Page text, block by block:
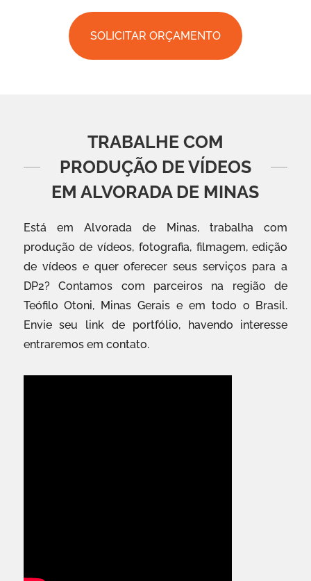
SOLICITAR ORÇAMENTO
TRABALHE COM
PRODUÇÃO DE VÍDEOS
EM ALVORADA DE MINAS
Está em Alvorada de Minas, trabalha com
produção de vídeos, fotografia, filmagem, edição
de vídeos e quer oferecer seus serviços para a
DP2? Contamos com parceiros na região de
Teófilo Otoni, Minas Gerais e em todo o Brasil.
Envie seu link de portfólio, havendo interesse
entraremos em contato.